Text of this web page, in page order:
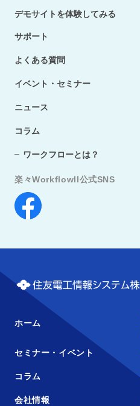
デモサイトを体験してみる
サポート
よくある質問
イベント・セミナー
ニュース
コラム
ワークフローとは？
楽々WorkflowII公式SNS
ホーム
セミナー・イベント
コラム
会社情報